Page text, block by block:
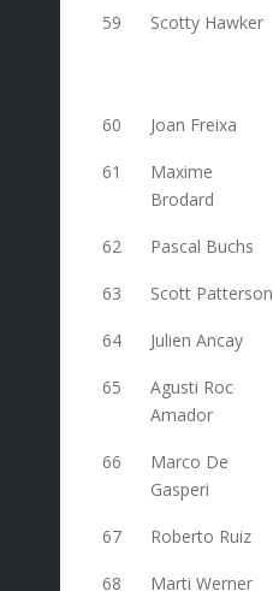
59 Scotty Hawker
60 Joan Freixa
61
Maxime
Brodard
62 Pascal Buchs
63 Scott Patterson
64 Julien Ancay
65
Agusti Roc
Amador
66
Marco De
Gasperi
67 Roberto Ruiz
68 Marti Werner